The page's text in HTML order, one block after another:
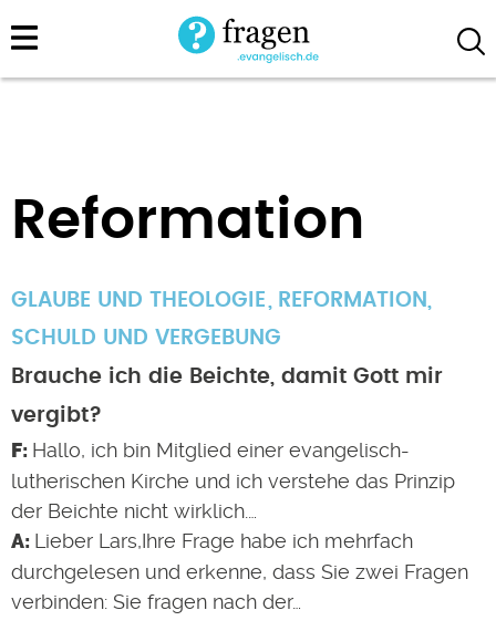
Direkt
zum
Reformation
GLAUBE UND THEOLOGIE REFORMATION ,
SCHULD UND VERGEBUNG
Brauche ich die Beichte, damit Gott mir
vergibt?
Hallo, ich bin Mitglied einer evangelisch-
lutherischen Kirche und ich verstehe das Prinzip
der Beichte nicht wirklich.…
Lieber Lars,Ihre Frage habe ich mehrfach
durchgelesen und erkenne, dass Sie zwei Fragen
verbinden: Sie fragen nach der…